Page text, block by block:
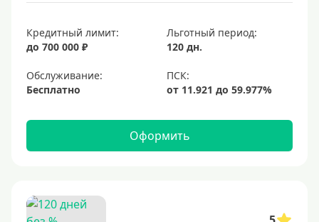
Кредитный лимит:
до 700 000 ₽
Льготный период:
120 дн.
Обслуживание:
Бесплатно
Оформить